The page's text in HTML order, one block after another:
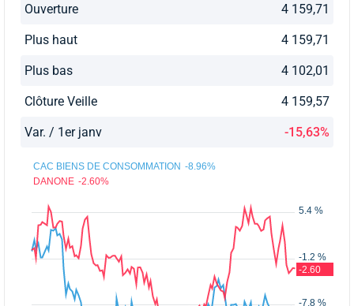
Ouverture 4 159,71
Plus haut 4 159,71
Plus bas 4 102,01
Clôture Veille 4 159,57
Var. / 1er janv -15,63%
CAC BIENS DE CONSOMMATION -8.96%
DANONE -2.60%